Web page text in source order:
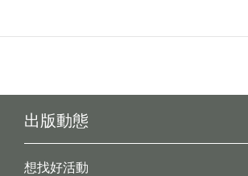
出版動態
想找好活動